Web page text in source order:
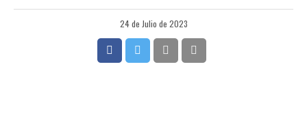
24 de Julio de 2023